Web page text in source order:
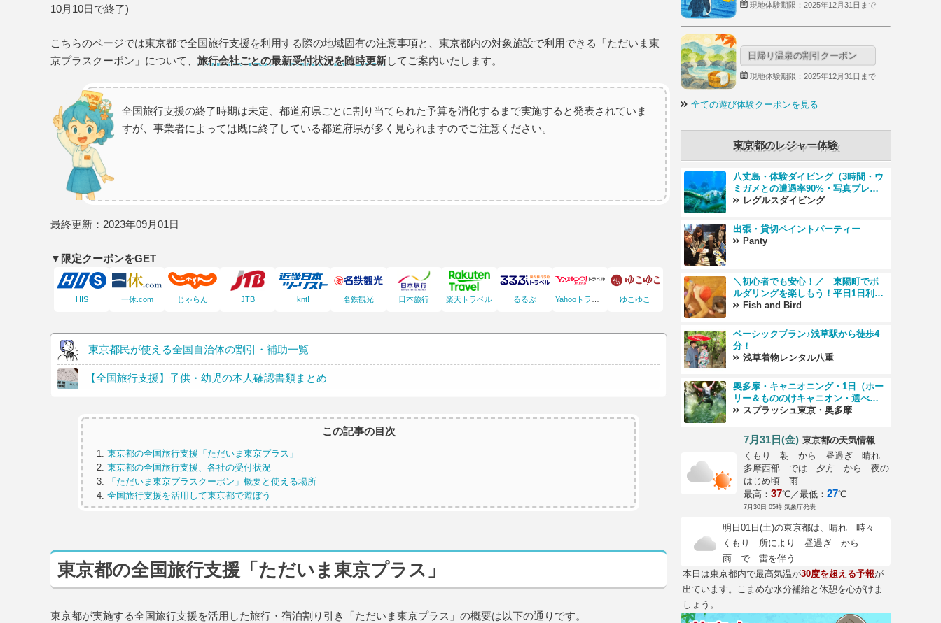
10月10日で終了)
こちらのページでは東京都で全国旅行支援を利用する際の地域固有の注意事項と、東京都内の対象施設で利用できる「ただいま東
京プラスクーポン」について、 旅行会社ごとの最新受付状況を随時更新してご案内いたします。
全国旅行支援の終了時期は未定、都道府県ごとに割り当てられた予算を消化するまで実施すると発表されていま
すが、事業者によっては既に終了している都道府県が多く見られますのでご注意ください。
最終更新：2023年09月01日
▼限定クーポンをGET
HIS 一休.com じゃらん JTB knt! 名鉄観光 日本旅行 楽天トラベル るるぶ ゆこゆこ
東京都民が使える全国自治体の割引・補助一覧
【全国旅行支援】子供・幼児の本人確認書類まとめ
この記事の目次
東京都の全国旅行支援「ただいま東京プラス」
東京都の全国旅行支援、各社の受付状況
「ただいま東京プラスクーポン」概要と使える場所
全国旅行支援を活用して東京都で遊ぼう
東京都の全国旅行支援「ただいま東京プラス」
東京都が実施する全国旅行支援を活用した旅行・宿泊割り引き「ただいま東京プラス」の概要は以下の通りです。
現地体験期限：2025年12月31日まで
日帰り温泉の割引クーポン
現地体験期限：2025年12月31日まで
全ての遊び体験クーポンを見る
東京都のレジャー体験
八丈島・体験ダイビング（3時間・ウ
ミガメとの遭遇率90%・写真プレゼ
ント付き）
レグルスダイビング
出張・貸切ペイントパーティー
Panty
＼初心者でも安心！／ 東陽町でボ
ルダリングを楽しもう！平日1日利用
プラン
Fish and Bird
ベーシックプラン♪浅草駅から徒歩4
分！
浅草着物レンタル八重
奥多摩・キャニオニング・1日（ホー
リー＆もののけキャニオン・選べる
クーポン付）
スプラッシュ東京・奥多摩
7月31日(金) 東京都の天気情報
くもり 朝 から 昼過ぎ 晴れ
多摩西部 では 夕方 から 夜の
はじめ頃 雨
最高： 37℃／最低： 27℃
7月30日 05時 気象庁発表
明日01日(土)の東京都は、晴れ 時々
くもり 所により 昼過ぎ から
雨 で 雷を伴う
本日は東京都内で最高気温が30度を超える予報が
出ています。こまめな水分補給と休憩を心がけま
しょう。